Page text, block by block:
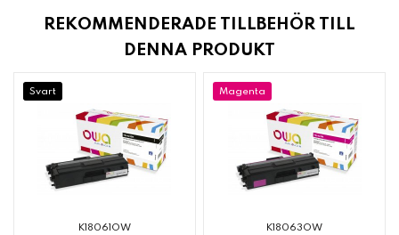
REKOMMENDERADE TILLBEHÖR TILL
DENNA PRODUKT
Svart
K18061OW
Magenta
K18063OW